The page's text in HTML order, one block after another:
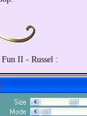
II - Russel :